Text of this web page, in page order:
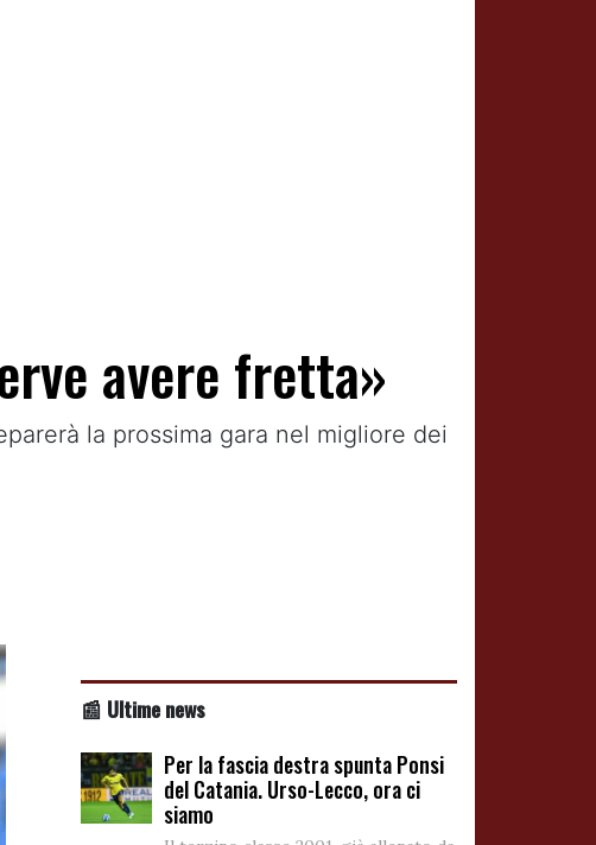
avere fretta»
la prossima gara nel migliore dei
📰 Ultime news
Per la fascia destra spunta Ponsi
del Catania. Urso-Lecco, ora ci
siamo